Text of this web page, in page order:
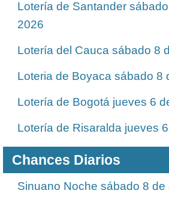
Lotería de Santander
2026
Lotería del Cauca sábado 8
Loteria de Boyaca sábado 8
Lotería de Bogotá jueves 6
Lotería de Risaralda jueves
Chances Diarios
Sinuano Noche sábado 8 de